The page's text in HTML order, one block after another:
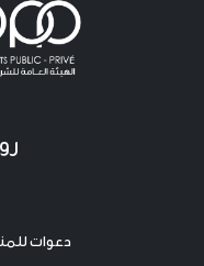
دعوات